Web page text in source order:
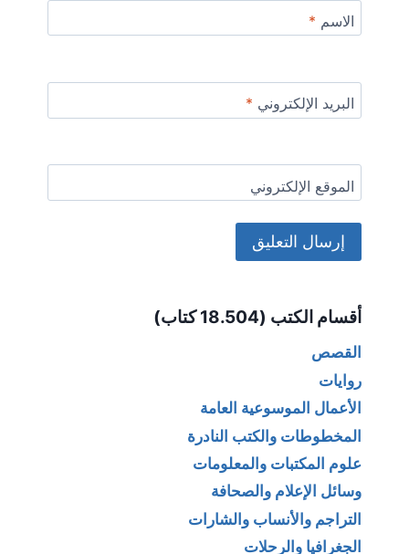
الاسم *
البريد الإلكتروني *
الموقع الإلكتروني
أقسام الكتب (18.504 كتاب)
القصص
روايات
الأعمال الموسوعية العامة
المخطوطات والكتب النادرة
علوم المكتبات والمعلومات
وسائل الإعلام والصحافة
التراجم والأنساب والشارات
الجغرافيا والرحلات